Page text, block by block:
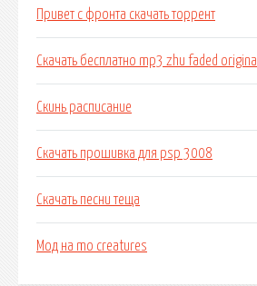
Привет с фронта скачать торрент
Скачать бесплатно mp3 zhu faded
Скинь расписание
Скачать прошивка для psp 3008
Скачать песни теща
Мод на mo creatures